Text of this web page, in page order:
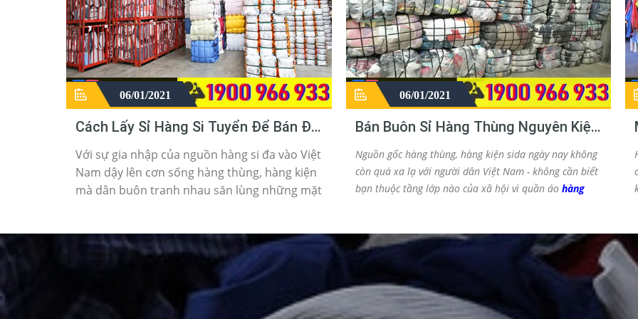
06/01/2021
Cách Lấy Sỉ Hàng Si Tuyển Để Bán Đồ
Với sự gia nhập của nguồn hàng si đa vào Việt
Nam dậy lên cơn sống hàng thùng, hàng kiện
mà dân buôn tranh nhau săn lùng những mặt
cũ mà khá rẻ nhưng chất lượng rất tốt phù
hợp với nguồn thu nhập hằng tháng của
ngườii dân ở TPHCM, Đà Nẵng, Hải Phòng, Hà
Nội hay các tỉnh thành nhỏ đều có thể sở hữu
những bộ quần áo, giày dép, túi xách hàng
06/01/2021
Bán Buôn Sỉ Hàng Thùng Nguyên Kiện
Nguồn gốc hàng thùng, hàng kiện sida ngày nay không
còn quá xa lạ với người dân Việt Nam - không cần biết
bạn thuộc tầng lớp nào của xã hội vì quần áo hàng
rãi nên sẽ xuất hiện rất nhiều câu hỏi như : hàng
thùng là gì - lấy ở đâu, hàng thùng online sao lại được
yêu thích trên cộng động mạng hiện nay,... để giải đáp
những câu hỏi này, hãy cùng sida.vn tìm hiểu chi tiết
bài viết dưới đây !